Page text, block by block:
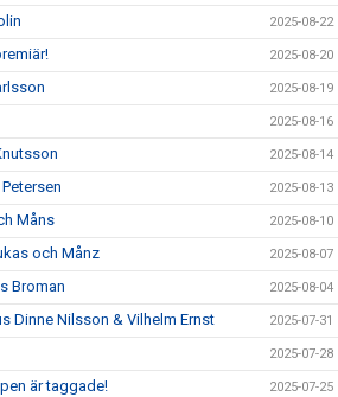
2025-08-22
2025-08-20
2025-08-19
2025-08-16
2025-08-14
2025-08-13
Måns 2025-08-10
och Månz 2025-08-07
Broman 2025-08-04
Dinne Nilsson & Vilhelm Ernst 2025-07-31
2025-07-28
är taggade! 2025-07-25